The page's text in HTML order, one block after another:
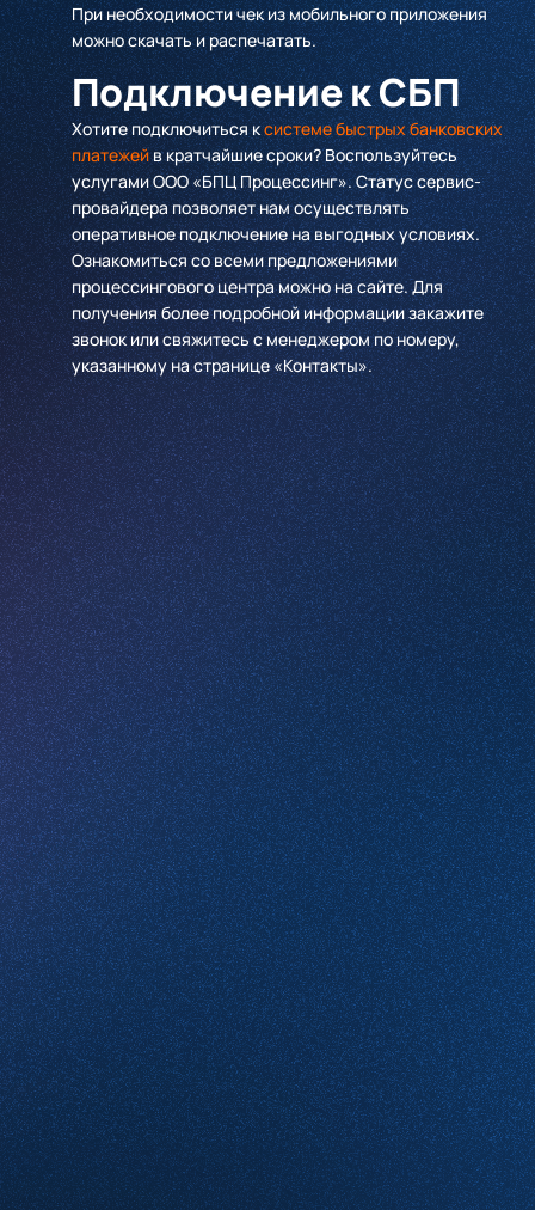
При необходимости чек из мобильного приложения
можно скачать и распечатать.
Подключение к СБП
Хотите подключиться ксистеме быстрых банковских
платежейв кратчайшие сроки? Воспользуйтесь
услугами ООО «БПЦ Процессинг». Статус сервис-
провайдера позволяет нам осуществлять
оперативное подключение на выгодных условиях.
Ознакомиться со всеми предложениями
процессингового центра можно на сайте. Для
получения более подробной информации закажите
звонок или свяжитесь с менеджером по номеру,
указанному на странице «Контакты».
Имя*
Компания*
Телефон*
Проверочное слово*(Нажмите чтобы обновить)
Email
Какие услуги вас интересуют
Комментарий
Я принимаю условияПользовательского соглашения
и согласен сПолитикой конфиденциальности
Отправить